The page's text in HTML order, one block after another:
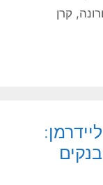
, קרן